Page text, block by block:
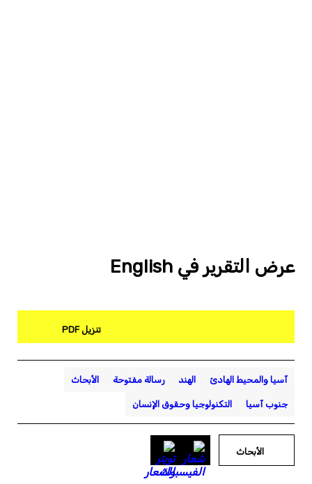
عرض التقرير في English
تنزيل PDF
آسيا والمحيط الهادئ الهند رسالة مفتوحة الأبحاث
جنوب آسيا التكنولوجيا وحقوق الإنسان
الأبحاث